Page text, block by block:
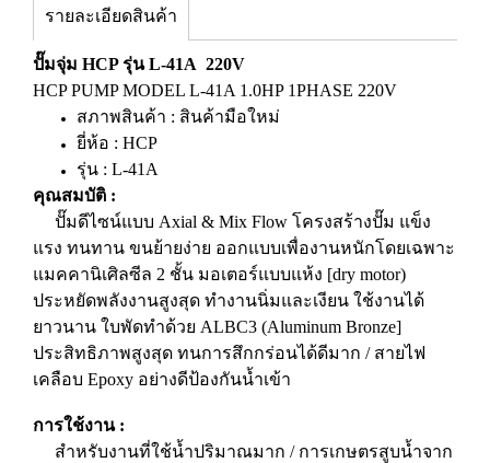
รายละเอียดสินค้า
ปั๊มจุ่ม HCP รุ่น L-41A 220V
HCP PUMP MODEL L-41A 1.0HP 1PHASE 220V
สภาพสินค้า : สินค้ามือใหม่
ยี่ห้อ : HCP
รุ่น : L-41A
คุณสมบัติ :
ปั๊มดีไซน์แบบ Axial & Mix Flow โครงสร้างปั๊ม แข็ง
แรง ทนทาน ขนย้ายง่าย ออกแบบเพื่องานหนักโดยเฉพาะ
แมคคานิเศิลซีล 2 ชั้น มอเตอร์แบบแห้ง [dry motor)
ประหยัดพลังงานสูงสุด ทำงานนิ่มและเงียน ใช้งานได้
ยาวนาน ใบพัดทำด้วย ALBC3 (Aluminum Bronze]
ประสิทธิภาพสูงสุด ทนการสึกกร่อนได้ดีมาก / สายไฟ
เคลือบ Epoxy อย่างดีป้องกันน้ำเข้า
การใช้งาน :
สำหรับงานที่ใช้น้ำปริมาณมาก / การเกษตรสูบน้ำจาก